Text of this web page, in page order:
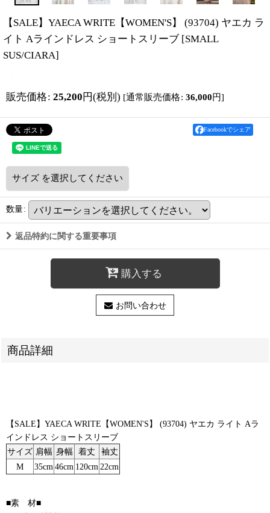
【SALE】YAECA WRITE【WOMEN'S】 (93704) ヤエカ ラ
イト Aラインドレス ショートスリーブ [SMALL
SUS/CIARA]
販売価格: 25,200 円(税別) [通常販売価格: 36,000円]
Facebookでシェア
サイズ を選択してください
数量:
返品特約に関する重要事項
購入する
お問い合わせ
商品詳細
【SALE】YAECA WRITE【WOMEN'S】 (93704) ヤエカ ライト Aラ
インドレス ショートスリーブ
サイズ 肩幅 身幅 着丈
袖丈
M
35cm 46cm 120cm 22cm
■素 材■